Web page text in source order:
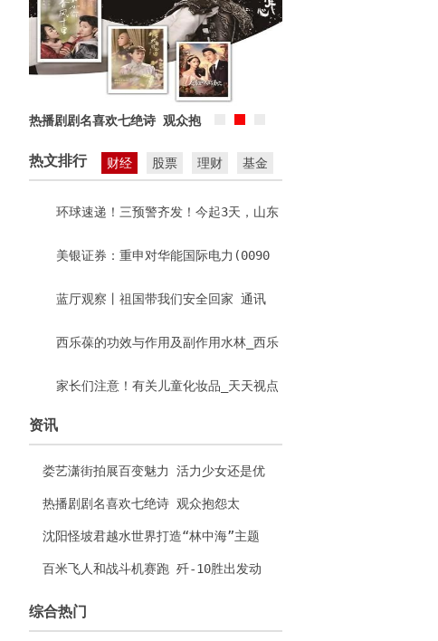
热播剧剧名喜欢七绝诗 观众抱
热文排行 财经 股票 理财 基金
环球速递！三预警齐发！今起3天，山东
大部地区大雨到暴雨
美银证券：重申对华能国际电力(0090
2.HK)“跑输大市”评级 目标价上调至3.
35港元
蓝厅观察丨祖国带我们安全回家 通讯
西乐葆的功效与作用及副作用水林_西乐
葆的功效与作用|快资讯
家长们注意！有关儿童化妆品_天天视点
资讯
娄艺潇街拍展百变魅力 活力少女还是优
雅女人？
热播剧剧名喜欢七绝诗 观众抱怨太
长“难记”
沈阳怪坡君越水世界打造“林中海”主题
水上乐园
百米飞人和战斗机赛跑 歼-10胜出发动
机功不可没
综合热门